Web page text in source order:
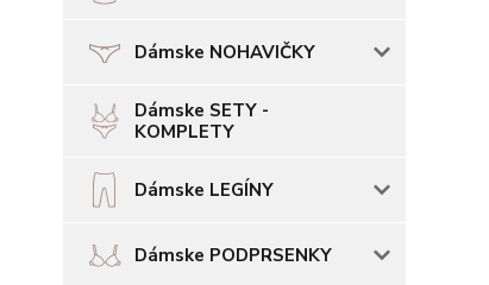
Dámske NOHAVIČKY
Dámske SETY -
KOMPLETY
Dámske LEGÍNY
Dámske PODPRSENKY